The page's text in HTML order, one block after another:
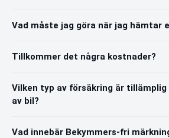
Vad måste jag göra när jag hämtar
Tillkommer det några kostnader?
Vilken typ av försäkring är
av bil?
Vad innebär Bekymmers-fri